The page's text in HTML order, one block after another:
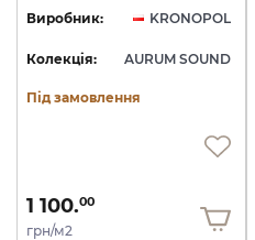
Виробник: KRONOPOL
Колекція: AURUM SOUND
Під замовлення
1 100.00
грн/м2